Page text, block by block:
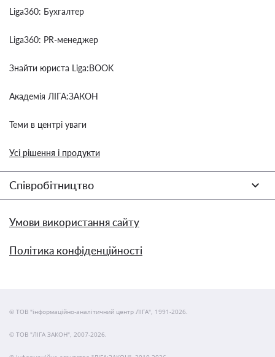
Liga360: Бухгалтер
Liga360: PR-менеджер
Знайти юриста Liga:BOOK
Академія ЛІГА:ЗАКОН
Теми в центрі уваги
Усі рішення і продукти
Співробітництво
Умови використання сайту
Політика конфіденційності
© ТОВ "інформаційно-аналітичний центр ЛІГА", 1991-2026.
© ТОВ "ЛІГА ЗАКОН", 2007-2026.